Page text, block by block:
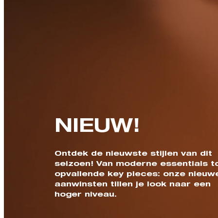
NIEUW!
Ontdek de nieuwste stijlen van dit
seizoen! Van moderne essentials
opvallende key pieces: onze
aanwinsten tillen je look naar een
hoger niveau.